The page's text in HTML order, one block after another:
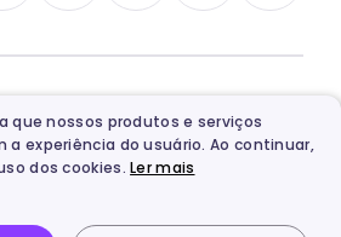
os direitos reservados.
,EthicsePolítica de
reembolso
que nossos produtos e serviços
a experiência do usuário. Ao continuar,
dos cookies.Ler mais